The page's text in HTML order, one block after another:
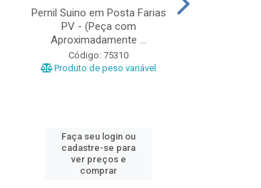
Pernil Suino em Posta Farias
PV - (Peça com
Aproximadamente ...
Código: 75310
Produto de peso variável
Faça seu login ou
cadastre-se para
ver preços e
comprar